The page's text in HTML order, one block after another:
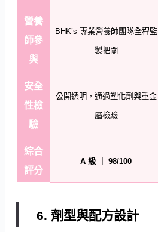
營養
師參
與
BHK’s 專業營養師團隊全程監
製把關
安全
性檢
驗
公開透明，通過塑化劑與重金
屬檢驗
綜合
評分
A 級 ｜ 98/100
6. 劑型與配方設計